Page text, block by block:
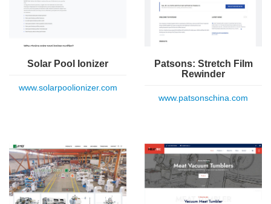
Solar Pool Ionizer
www.solarpoolionizer.com
Patsons: Stretch Film
Rewinder
www.patsonschina.com